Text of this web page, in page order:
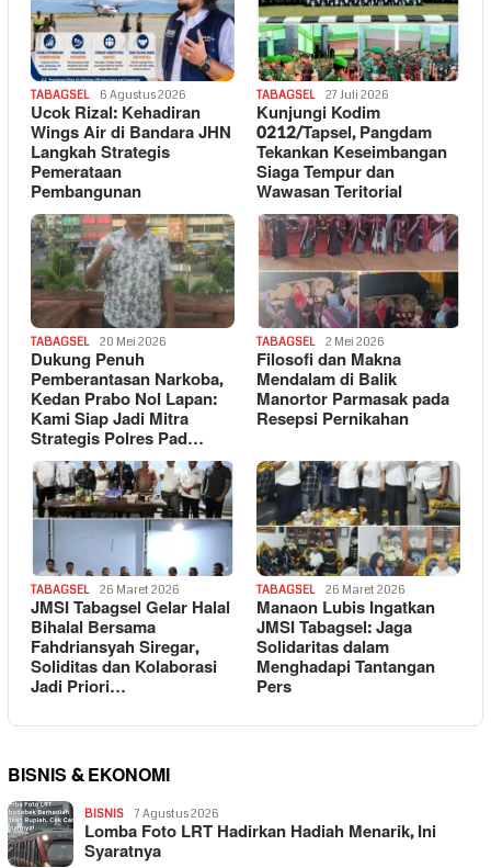
TABAGSEL 6 Agustus 2026
Ucok Rizal: Kehadiran
Wings Air di Bandara JHN
Langkah Strategis
Pemerataan
Pembangunan
TABAGSEL 27 Juli 2026
Kunjungi Kodim
0212/Tapsel, Pangdam
Tekankan Keseimbangan
Siaga Tempur dan
Wawasan Teritorial
TABAGSEL 20 Mei 2026
Dukung Penuh
Pemberantasan Narkoba,
Kedan Prabo Nol Lapan:
Kami Siap Jadi Mitra
Strategis Polres Pad…
TABAGSEL 2 Mei 2026
Filosofi dan Makna
Mendalam di Balik
Manortor Parmasak pada
Resepsi Pernikahan
TABAGSEL 26 Maret 2026
JMSI Tabagsel Gelar Halal
Bihalal Bersama
Fahdriansyah Siregar,
Soliditas dan Kolaborasi
Jadi Priori…
TABAGSEL 26 Maret 2026
Manaon Lubis Ingatkan
JMSI Tabagsel: Jaga
Solidaritas dalam
Menghadapi Tantangan
Pers
BISNIS & EKONOMI
BISNIS 7 Agustus 2026
Lomba Foto LRT Hadirkan Hadiah Menarik, Ini
Syaratnya